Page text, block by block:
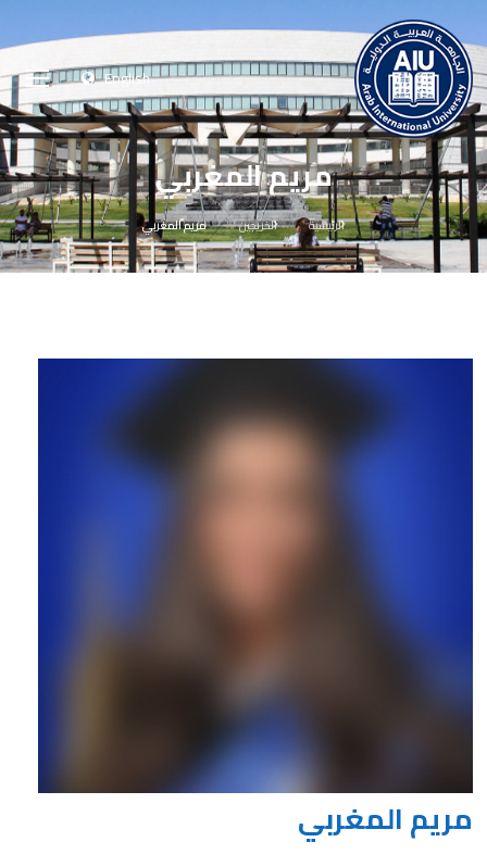
English
مريم المغربي
الرئيسية الخريجين مريم المغربي
مريم المغربي